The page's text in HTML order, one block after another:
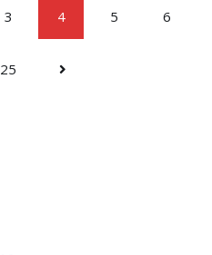
3 4 5 6
25